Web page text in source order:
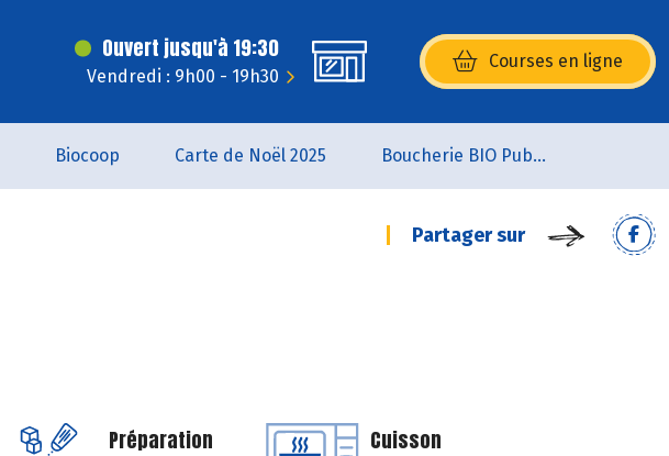
Ouvert jusqu'à 19:30
Vendredi : 9h00 - 19h30
Courses en ligne
(s’ouvre dans une nouvelle
Biocoop Carte de Noël 2025 Boucherie BIO Publier
Partager sur
Préparation Cuisson